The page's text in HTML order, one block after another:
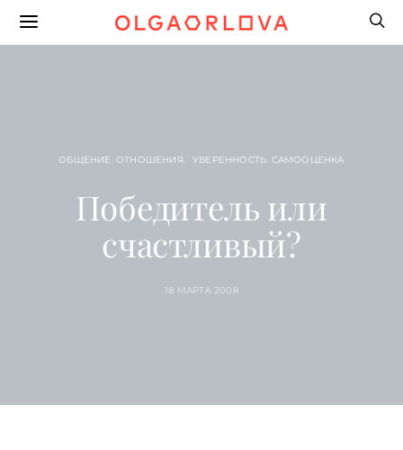
ОБЩЕНИЕ. ОТНОШЕНИЯ УВЕРЕННОСТЬ. САМООЦЕНКА
Победитель или
счастливый?
18 МАРТА 2008